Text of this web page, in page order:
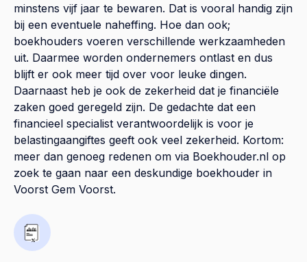
minstens vijf jaar te bewaren. Dat is vooral handig zijn
bij een eventuele naheffing. Hoe dan ook;
boekhouders voeren verschillende werkzaamheden
uit. Daarmee worden ondernemers ontlast en dus
blijft er ook meer tijd over voor leuke dingen.
Daarnaast heb je ook de zekerheid dat je financiële
zaken goed geregeld zijn. De gedachte dat een
financieel specialist verantwoordelijk is voor je
belastingaangiftes geeft ook veel zekerheid. Kortom:
meer dan genoeg redenen om via Boekhouder.nl op
zoek te gaan naar een deskundige boekhouder in
Voorst Gem Voorst.